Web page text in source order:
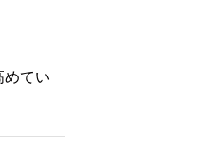
てい